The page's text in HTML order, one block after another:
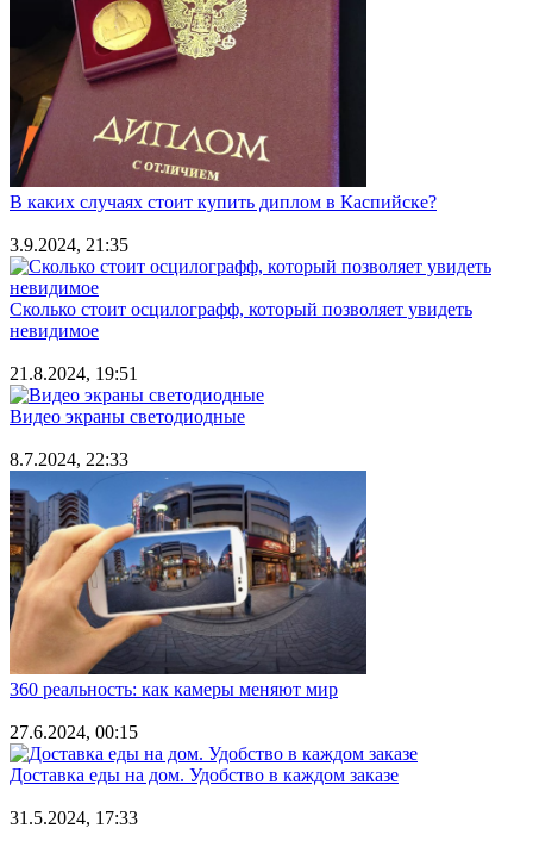
В каких случаях стоит купить диплом в Каспийске?
3.9.2024, 21:35
Сколько стоит осцилографф, который позволяет увидеть
невидимое
21.8.2024, 19:51
Видео экраны светодиодные
8.7.2024, 22:33
360 реальность: как камеры меняют мир
27.6.2024, 00:15
Доставка еды на дом. Удобство в каждом заказе
31.5.2024, 17:33